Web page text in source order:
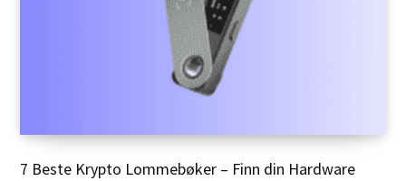
7 Beste Krypto Lommebøker – Finn din Hardware